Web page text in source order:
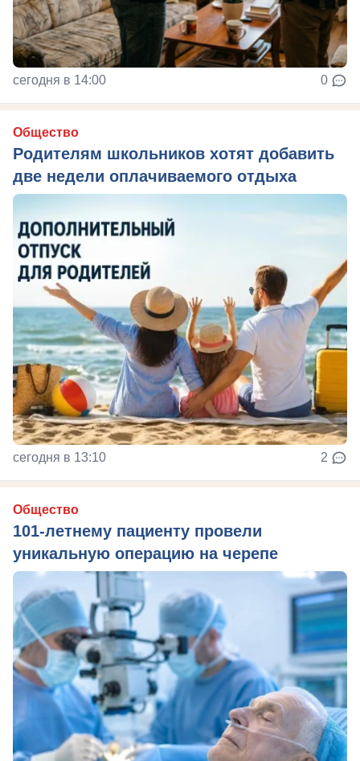
сегодня в 14:00 0
Общество
Родителям школьников хотят добавить
две недели оплачиваемого отдыха
сегодня в 13:10 2
Общество
101-летнему пациенту провели
уникальную операцию на черепе